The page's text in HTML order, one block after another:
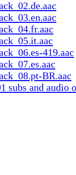
419.aac
BR.aac
subs and